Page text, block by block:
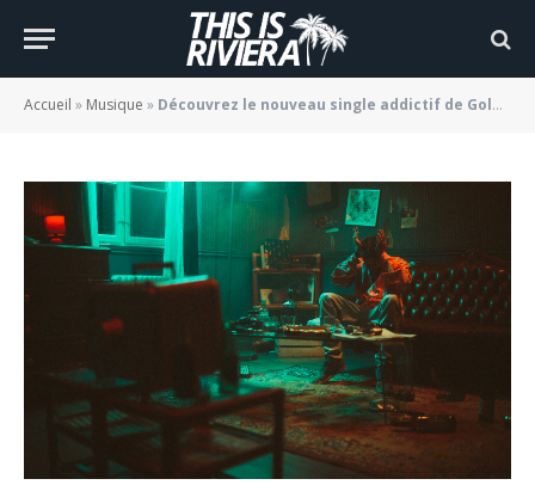
Accueil » Musique » Découvrez le nouveau single addictif de Goldencut « Addicts »
« Addicts »
BY JADE MORGANE BLOGGER 21/06/2021